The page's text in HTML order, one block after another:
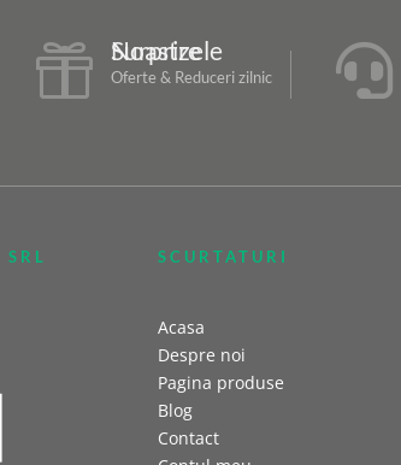
 Surprizele Noastre
Oferte & Reduceri zilnic 
SRL SCURTATURI
Acasa
Despre noi
Pagina produse
Blog
Contact